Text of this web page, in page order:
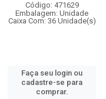
Código: 471629
Embalagem: Unidade
Caixa Com: 36 Unidade(s)
Faça seu login ou
cadastre-se para
comprar.